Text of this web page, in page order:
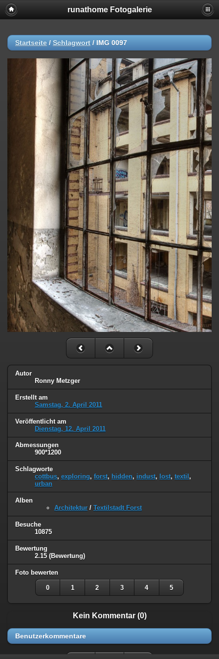
runathome Fotogalerie
Startseite / Schlagwort / IMG 0097
Autor
Ronny Metzger
Erstellt am
Samstag, 2. April 2011
Veröffentlicht am
Dienstag, 12. April 2011
Abmessungen
900*1200
Schlagworte
cottbus, exploring, forst, hidden, indust, lost, textil ,
urban
Alben
Architektur / Textilstadt Forst
Besuche
10875
Bewertung
2.15 (Bewertung)
Foto bewerten
0 1 2 3 4 5
Kein Kommentar (0)
Benutzerkommentare